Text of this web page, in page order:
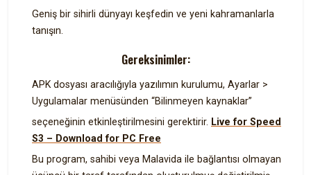
Geniş bir sihirli dünyayı keşfedin ve yeni kahramanlarla
tanışın.
Gereksinimler:
APK dosyası aracılığıyla yazılımın kurulumu, Ayarlar >
Uygulamalar menüsünden “Bilinmeyen kaynaklar”
seçeneğinin etkinleştirilmesini gerektirir. Live for Speed
S3 – Download for PC Free
Bu program, sahibi veya Malavida ile bağlantısı olmayan